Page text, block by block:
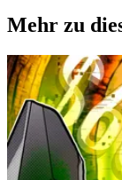
Mehr zu